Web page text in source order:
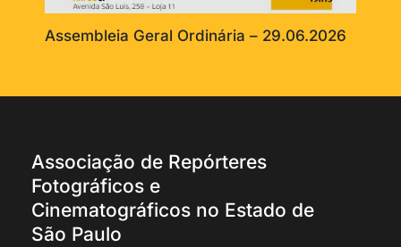
Assembleia Geral Ordinária – 29.06.2026
Associação de Repórteres
Fotográficos e
Cinematográficos no Estado de
São Paulo